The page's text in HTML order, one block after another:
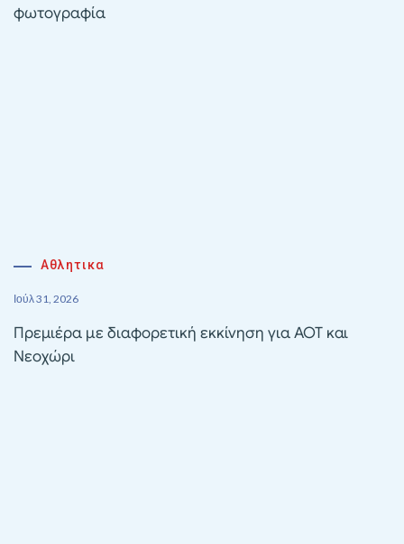
φωτογραφία
Αθλητικα
Ιούλ 31, 2026
Πρεμιέρα με διαφορετική εκκίνηση για ΑΟΤ και
Νεοχώρι